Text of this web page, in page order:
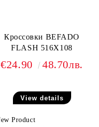
Кроссовки BEFADO
FLASH 516X108
€24.90 48.70лв.
View details